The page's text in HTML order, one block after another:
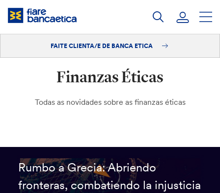
Saltar
FAITE CLIENTA/E DE BANCA ETICA
Finanzas Éticas
Todas as novidades sobre as finanzas éticas
Rumbo a Grecia: Abriendo
fronteras, combatiendo la injusticia